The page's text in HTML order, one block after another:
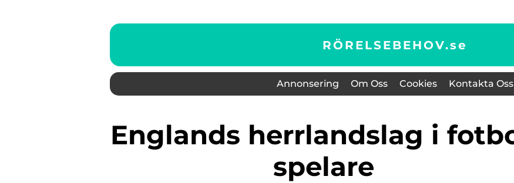
RÖRELSEBEHOV.se
Annonsering Om Oss Cookies Kontakta Oss
englands herrlandslag i fotboll
spelare